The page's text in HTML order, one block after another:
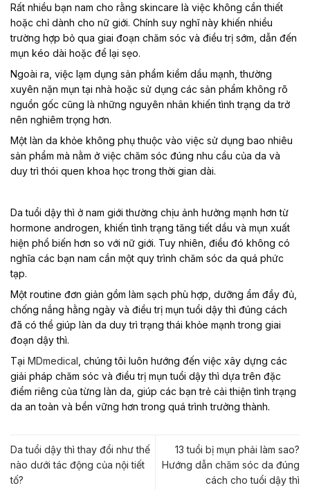
Rất nhiều bạn nam cho rằng skincare là việc không cần thiết
hoặc chỉ dành cho nữ giới. Chính suy nghĩ này khiến nhiều
trường hợp bỏ qua giai đoạn chăm sóc và điều trị sớm, dẫn đến
mụn kéo dài hoặc để lại sẹo.
Ngoài ra, việc lạm dụng sản phẩm kiềm dầu mạnh, thường
xuyên nặn mụn tại nhà hoặc sử dụng các sản phẩm không rõ
nguồn gốc cũng là những nguyên nhân khiến tình trạng da trở
nên nghiêm trọng hơn.
Một làn da khỏe không phụ thuộc vào việc sử dụng bao nhiêu
sản phẩm mà nằm ở việc chăm sóc đúng nhu cầu của da và
duy trì thói quen khoa học trong thời gian dài.
Da tuổi dậy thì ở nam giới thường chịu ảnh hưởng mạnh hơn từ
hormone androgen, khiến tình trạng tăng tiết dầu và mụn xuất
hiện phổ biến hơn so với nữ giới. Tuy nhiên, điều đó không có
nghĩa các bạn nam cần một quy trình chăm sóc da quá phức
tạp.
Một routine đơn giản gồm làm sạch phù hợp, dưỡng ẩm đầy đủ,
chống nắng hằng ngày và điều trị mụn tuổi dậy thì đúng cách
đã có thể giúp làn da duy trì trạng thái khỏe mạnh trong giai
đoạn dậy thì.
Tại MDmedical , chúng tôi luôn hướng đến việc xây dựng các
giải pháp chăm sóc và điều trị mụn tuổi dậy thì dựa trên đặc
điểm riêng của từng làn da, giúp các bạn trẻ cải thiện tình trạng
da an toàn và bền vững hơn trong quá trình trưởng thành.
Da tuổi dậy thì thay đổi như thế
nào dưới tác động của nội tiết
tố?
13 tuổi bị mụn phải làm sao?
Hướng dẫn chăm sóc da đúng
cách cho tuổi dậy thì